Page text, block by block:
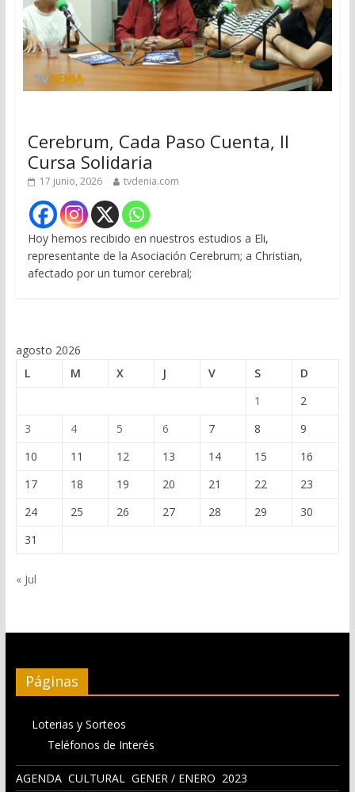
Cerebrum, Cada Paso Cuenta, II
Cursa Solidaria
17 junio, 2026 tvdenia.com
Hoy hemos recibido en nuestros estudios a Eli,
representante de la Asociación Cerebrum; a Christian,
afectado por un tumor cerebral;
agosto 2026
L
M X J V S
D
1
2
3
4 5 6 7 8
9
10
11 12 13 14 15
16
17
18 19 20 21 22
23
24
25 26 27 28 29
30
31
« Jul
Páginas
Loterias y Sorteos
Teléfonos de Interés
AGENDA CULTURAL GENER / ENERO 2023